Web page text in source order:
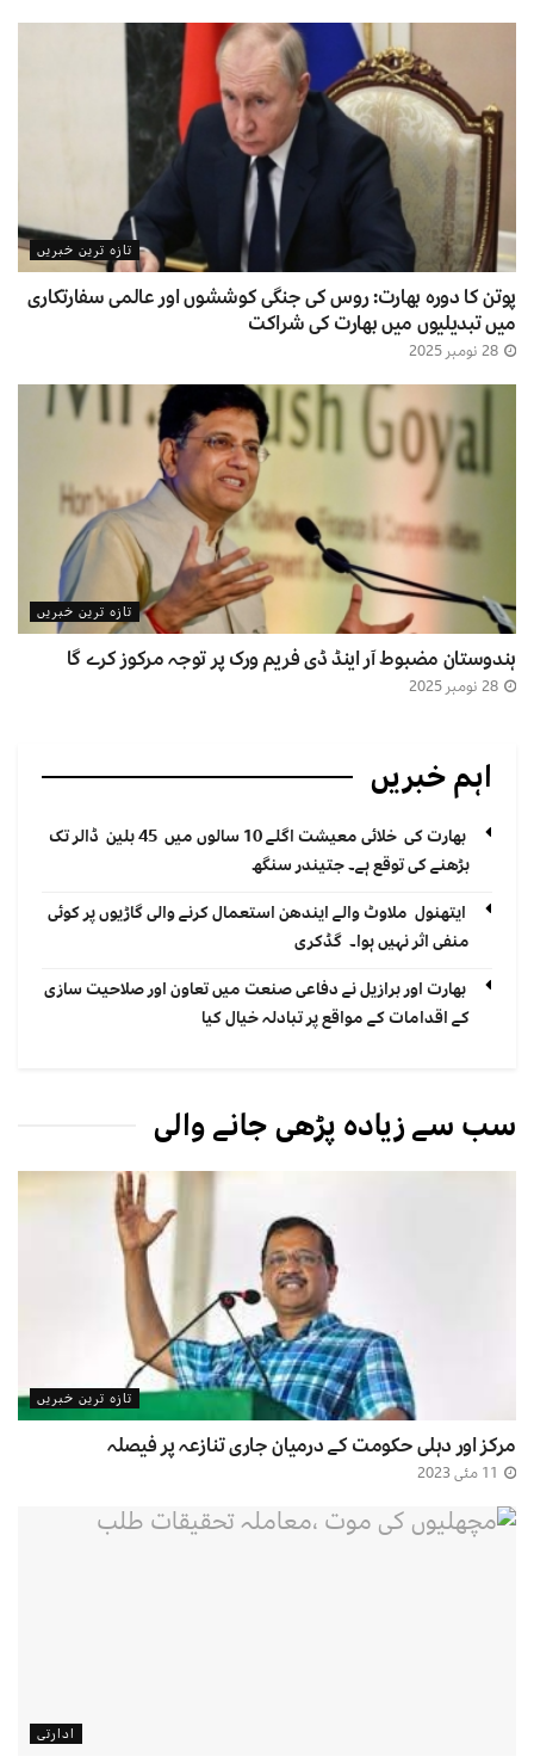
تازہ ترین خبریں
پوتن کا دورہ بھارت: روس کی جنگی کوششوں اور عالمی سفارتکاری
میں تبدیلیوں میں بھارت کی شراکت
تازہ ترین خبریں
ہندوستان مضبوط آر اینڈ ڈی فریم ورک پر توجہ مرکوز کرے گا
اہم خبریں
بھارت کی خلائی معیشت اگلے 10 سالوں میں 45 بلین ڈالر تک
بڑھنے کی توقع ہے۔ جتیندر سنگھ
ایتھنول ملاوٹ والے ایندھن استعمال کرنے والی گاڑیوں پر کوئی
منفی اثر نہیں ہوا۔ گڈکری
بھارت اور برازیل نے دفاعی صنعت میں تعاون اور صلاحیت سازی
کے اقدامات کے مواقع پر تبادلہ خیال کیا
سب سے زیادہ پڑھی جانے والی
تازہ ترین خبریں
مرکز اور دہلی حکومت کے درمیان جاری تنازعہ پر فیصلہ
ادارتی